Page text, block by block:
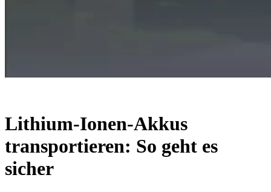
Lithium-Ionen-Akkus
transportieren: So geht es
sicher